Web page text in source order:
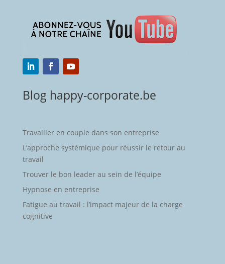
Blog happy-corporate.be
Travailler en couple dans son entreprise
L’approche systémique pour réussir le retour au
travail
Trouver le bon leader au sein de l’équipe
Hypnose en entreprise
Fatigue au travail : l’impact majeur de la charge
cognitive